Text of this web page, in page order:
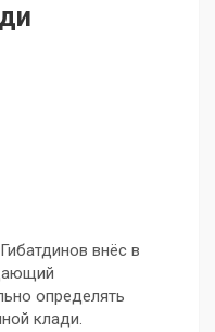
внёс в
определять
клади.